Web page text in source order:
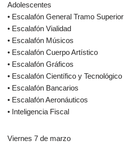
Adolescentes
• Escalafón General Tramo Superior
• Escalafón Vialidad
• Escalafón Músicos
• Escalafón Cuerpo Artístico
• Escalafón Gráficos
• Escalafón Científico y Tecnológico
• Escalafón Bancarios
• Escalafón Aeronáuticos
• Inteligencia Fiscal
Viernes 7 de marzo